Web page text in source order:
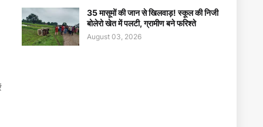
35 मासूमों की जान से खिलवाड़! स्कूल की निजी
बोलेरो खेत में पलटी, ग्रामीण बने फरिश्ते
August 03, 2026